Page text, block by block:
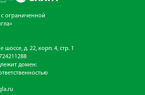
ограниченной
шоссе, д. 22, корп. 4, стр. 1
домен: